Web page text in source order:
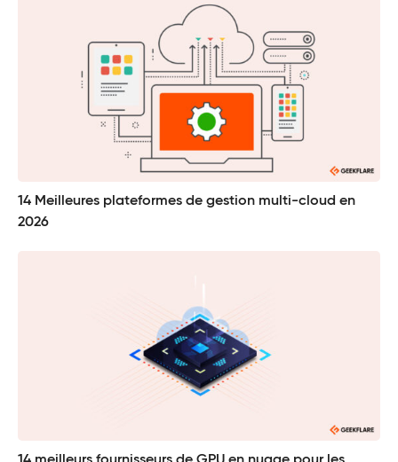
14 Meilleures plateformes de gestion multi-cloud en
2026